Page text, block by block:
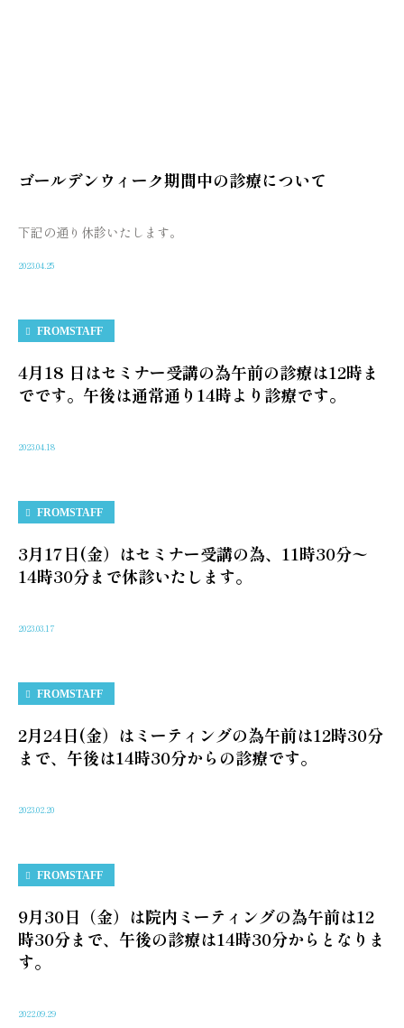
ゴールデンウィーク期間中の診療について
下記の通り休診いたします。
2023.04.25
FROMSTAFF
4月18 日はセミナー受講の為午前の診療は12時ま
でです。午後は通常通り14時より診療です。
2023.04.18
FROMSTAFF
3月17日(金）はセミナー受講の為、11時30分〜
14時30分まで休診いたします。
2023.03.17
FROMSTAFF
2月24日(金）はミーティングの為午前は12時30分
まで、午後は14時30分からの診療です。
2023.02.20
FROMSTAFF
9月30日（金）は院内ミーティングの為午前は12
時30分まで、午後の診療は14時30分からとなりま
す。
2022.09.29